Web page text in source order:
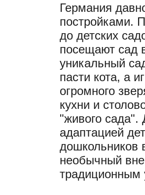
Германия
постройками.
до детских
посещают сад
уникальный
пасти кота, а
огромного
кухни и
"живого сада".
адаптацией
дошкольников
необычный
традиционным